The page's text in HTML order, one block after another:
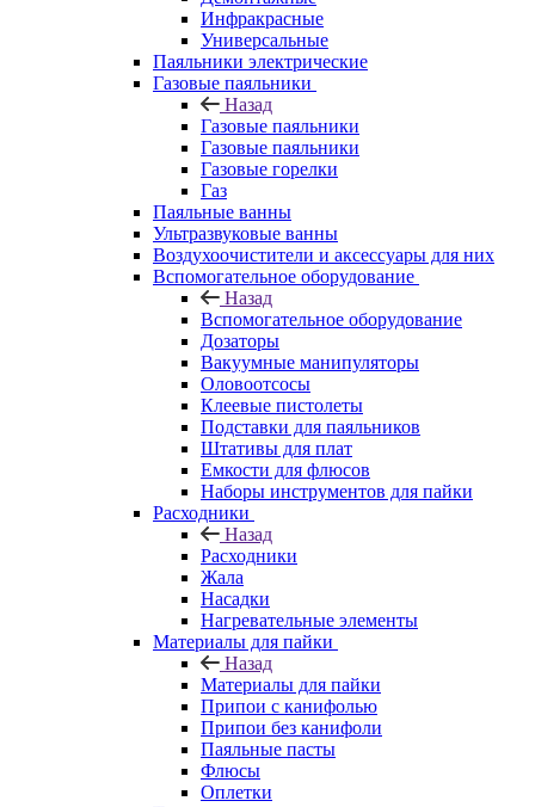
Инфракрасные
Универсальные
Паяльники электрические
Газовые паяльники
Назад
Газовые паяльники
Газовые паяльники
Газовые горелки
Газ
Паяльные ванны
Ультразвуковые ванны
Воздухоочистители и аксессуары для них
Вспомогательное оборудование
Назад
Вспомогательное оборудование
Дозаторы
Вакуумные манипуляторы
Оловоотсосы
Клеевые пистолеты
Подставки для паяльников
Штативы для плат
Емкости для флюсов
Наборы инструментов для пайки
Расходники
Назад
Расходники
Жала
Насадки
Нагревательные элементы
Материалы для пайки
Назад
Материалы для пайки
Припои с канифолью
Припои без канифоли
Паяльные пасты
Флюсы
Оплетки